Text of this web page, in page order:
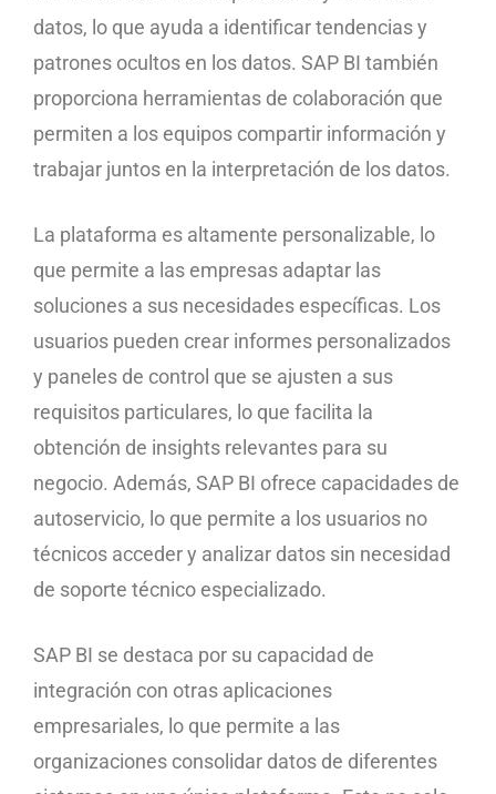
datos, lo que ayuda a identificar tendencias y
patrones ocultos en los datos. SAP BI también
proporciona herramientas de colaboración que
permiten a los equipos compartir información y
trabajar juntos en la interpretación de los datos.
La plataforma es altamente personalizable, lo
que permite a las empresas adaptar las
soluciones a sus necesidades específicas. Los
usuarios pueden crear informes personalizados
y paneles de control que se ajusten a sus
requisitos particulares, lo que facilita la
obtención de insights relevantes para su
negocio. Además, SAP BI ofrece capacidades de
autoservicio, lo que permite a los usuarios no
técnicos acceder y analizar datos sin necesidad
de soporte técnico especializado.
SAP BI se destaca por su capacidad de
integración con otras aplicaciones
empresariales, lo que permite a las
organizaciones consolidar datos de diferentes